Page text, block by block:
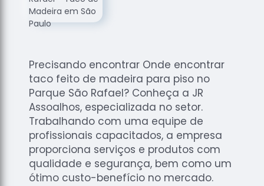
Raspagem
de Tacos
de
Madeiras
Raspagens
de Pisos
Tacos de
Madeiras
Precisando encontrar Onde encontrar
taco feito de madeira para piso no
Parque São Rafael? Conheça a JR
Assoalhos, especializada no setor.
Trabalhando com uma equipe de
profissionais capacitados, a empresa
proporciona serviços e produtos com
qualidade e segurança, bem como um
ótimo custo-benefício no mercado.